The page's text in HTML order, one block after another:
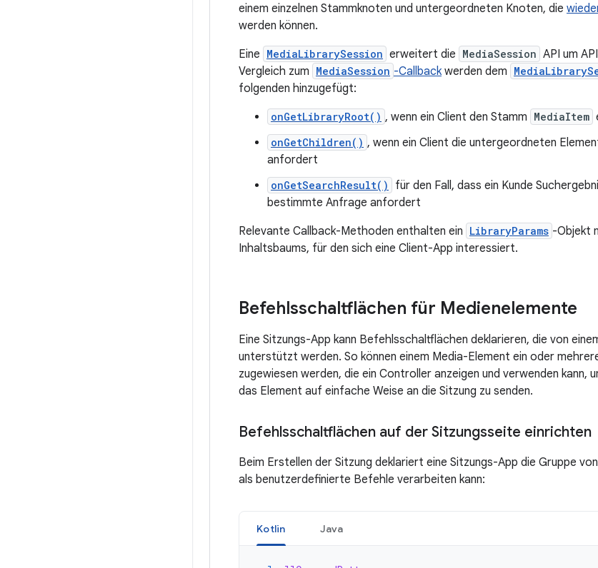
einem einzelnen Stammknoten und untergeordneten Knoten, die
werden können.
Eine MediaLibrarySession erweitert die MediaSession API um
Vergleich zum MediaSession -Callbackwerden dem
folgenden hinzugefügt:
onGetLibraryRoot() , wenn ein Client den Stamm MediaItem
onGetChildren() , wenn ein Client die untergeordneten
anfordert
onGetSearchResult()
für den Fall, dass ein Kunde
bestimmte Anfrage anfordert
Relevante Callback-Methoden enthalten ein LibraryParams -Objekt
Inhaltsbaums, für den sich eine Client-App interessiert.
Befehlsschaltflächen für Medienelemente
Eine Sitzungs-App kann Befehlsschaltflächen deklarieren, die von
unterstützt werden. So können einem Media-Element ein oder
zugewiesen werden, die ein Controller anzeigen und verwenden
das Element auf einfache Weise an die Sitzung zu senden.
Befehlsschaltflächen auf der Sitzungsseite einrichten
Beim Erstellen der Sitzung deklariert eine Sitzungs-App die Gruppe
als benutzerdefinierte Befehle verarbeiten kann:
Kotlin Java